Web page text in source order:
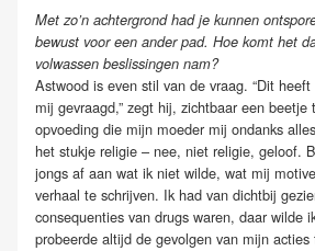
Met zo’n achtergrond had je kunnen
bewust voor een ander pad. Hoe komt het
volwassen beslissingen nam?
Astwood is even stil van de vraag. “Dit
mij gevraagd,” zegt hij, zichtbaar een beetje
opvoeding die mijn moeder mij ondanks
het stukje religie – nee, niet religie, geloof.
jongs af aan wat ik niet wilde, wat mij
verhaal te schrijven. Ik had van dichtbij
consequenties van drugs waren, daar wilde
probeerde altijd de gevolgen van mijn acties